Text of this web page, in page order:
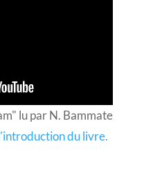
lu par N. Bammate
du livre.